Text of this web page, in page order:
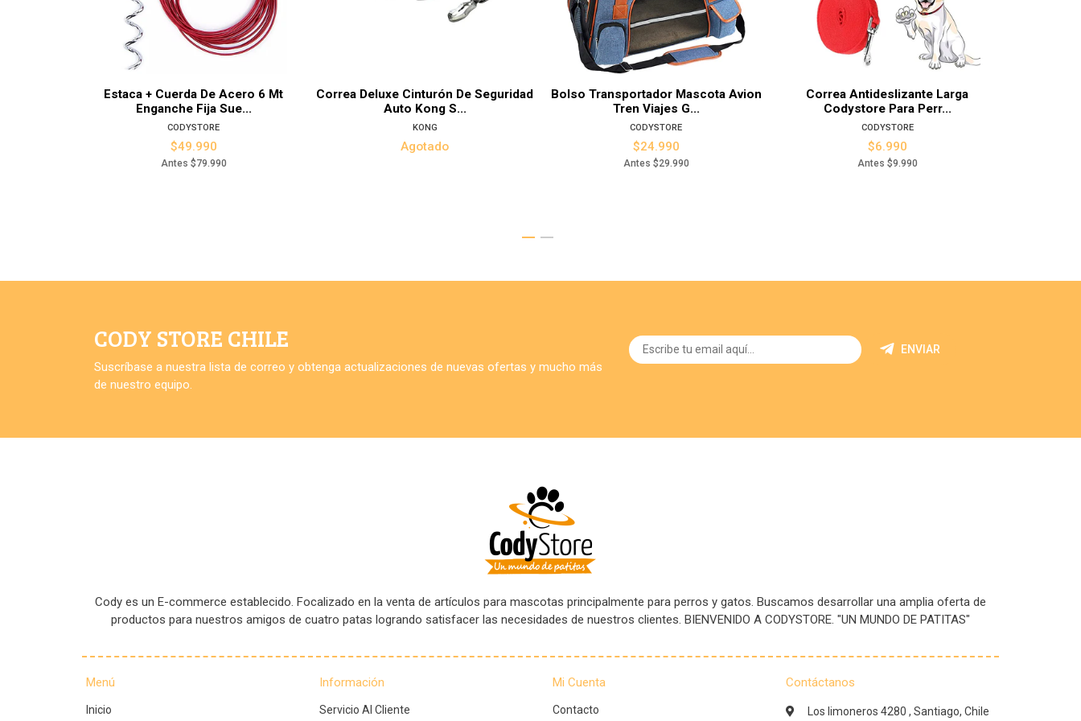
Estaca + Cuerda De Acero 6 Mt
Enganche Fija Sue...
CODYSTORE
$49.990
Antes $79.990
Ver detalles
Correa Deluxe Cinturón De Seguridad
Auto Kong S...
KONG
Agotado
Bolso Transportador Mascota Avion
Tren Viajes G...
CODYSTORE
$24.990
Antes $29.990
Ver detalles
Correa Antideslizante Larga
Codystore Para Perr...
CODYSTORE
$6.990
Antes $9.990
Ver detalles
CODY STORE CHILE
Suscríbase a nuestra lista de correo y obtenga actualizaciones de nuevas ofertas y mucho más
de nuestro equipo.
ENVIAR
Cody es un E-commerce establecido. Focalizado en la venta de artículos para mascotas principalmente para perros y gatos. Buscamos desarrollar una amplia oferta de
productos para nuestros amigos de cuatro patas logrando satisfacer las necesidades de nuestros clientes. BIENVENIDO A CODYSTORE. "UN MUNDO DE PATITAS"
Menú
Inicio
Información
Servicio Al Cliente
Mi Cuenta
Contacto
Contáctanos
Los limoneros 4280 , Santiago, Chile